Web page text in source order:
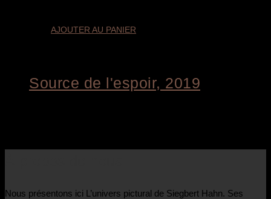
AJOUTER AU PANIER
Source de l'espoir, 2019
Nous présentons ici L’univers pictural de Siegbert Hahn. Ses